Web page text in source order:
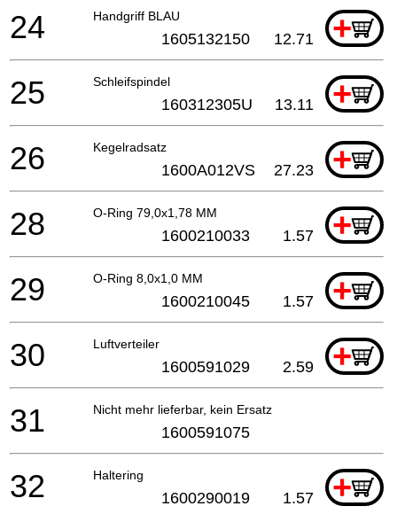
Handgriff BLAU +
24 1605132150 12.71
Schleifspindel +
25 160312305U 13.11
Kegelradsatz +
26 1600A012VS 27.23
O-Ring 79,0x1,78 MM +
28 1600210033 1.57
O-Ring 8,0x1,0 MM +
29 1600210045 1.57
Luftverteiler +
30 1600591029 2.59
Nicht mehr lieferbar, kein Ersatz
31 1600591075
Haltering +
32 1600290019 1.57